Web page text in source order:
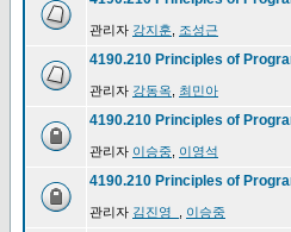
관리자 강지훈 조성근
4190.210 Principles of
관리자 강동옥 최민아
4190.210 Principles of
관리자 이승중 이영석
4190.210 Principles of
관리자 김진영_ 이승중